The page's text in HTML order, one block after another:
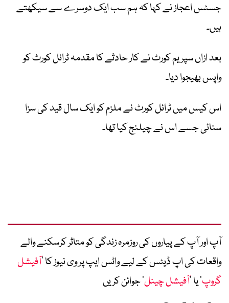
جسٹس اعجاز نے کہا کہ ہم سب ایک دوسرے سے سیکھتے
ہیں۔
بعد ازاں سپریم کورٹ نے کار حادثے کا مقدمہ ٹرائل کورٹ کو
واپس بھیجوا دیا۔
اس کیس میں ٹرائل کورٹ نے ملزم کو ایک سال قید کی سزا
سنائی جسے اس نے چیلنج کیا تھا۔
آپ اور آپ کے پیاروں کی روزمرہ زندگی کو متاثر کرسکنے والے
واقعات کی اپ ڈیٹس کے لیے واٹس ایپ پر وی نیوز کا ’آفیشل
گروپ‘ یا ’آفیشل چینل‘ جوائن کریں